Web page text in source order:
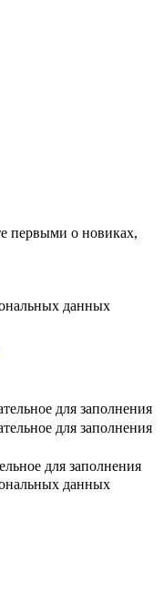
первыми о новиках,
данных
для заполнения
для заполнения
для заполнения
данных